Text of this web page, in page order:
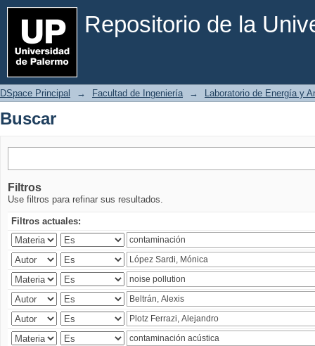
Repositorio de la
Buscar
DSpace Principal → Facultad de Ingeniería → Laboratorio de Energía y
Buscar
Filtros
Use filtros para refinar sus resultados.
Filtros actuales: